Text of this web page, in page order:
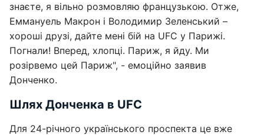
знаєте, я вільно розмовляю французькою. Отже,
Еммануель Макрон і Володимир Зеленський –
хороші друзі, дайте мені бій на UFC у Парижі.
Погнали! Вперед, хлопці. Париж, я йду. Ми
розірвемо цей Париж", - емоційно заявив
Донченко.
Шлях Донченка в UFC
Для 24-річного українського проспекта це вже